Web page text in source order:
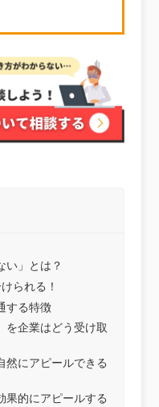
い」とは？
られる！
する特徴
を企業はどう受け取
然にアピールできる
果的にアピールする